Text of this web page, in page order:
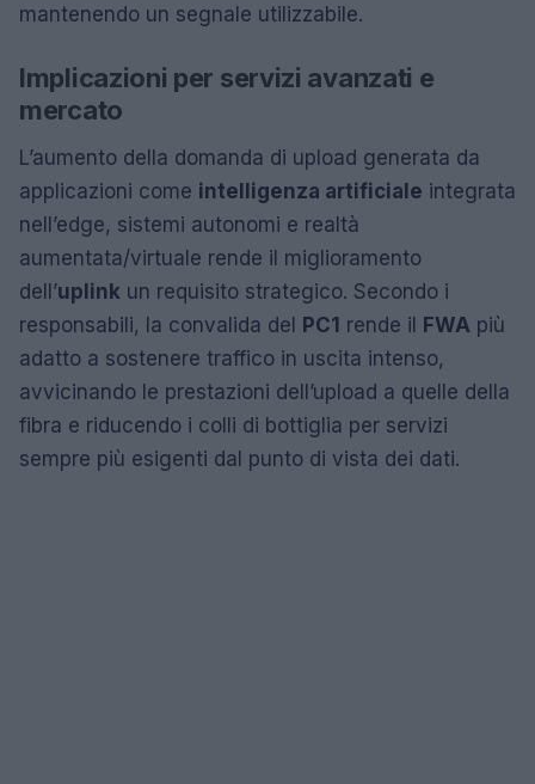
mantenendo un segnale utilizzabile.
Implicazioni per servizi avanzati e
mercato
L’aumento della domanda di upload generata da
applicazioni come intelligenza artificiale integrata
nell’edge, sistemi autonomi e realtà
aumentata/virtuale rende il miglioramento
dell’uplink un requisito strategico. Secondo i
responsabili, la convalida del PC1 rende il FWA più
adatto a sostenere traffico in uscita intenso,
avvicinando le prestazioni dell’upload a quelle della
fibra e riducendo i colli di bottiglia per servizi
sempre più esigenti dal punto di vista dei dati.